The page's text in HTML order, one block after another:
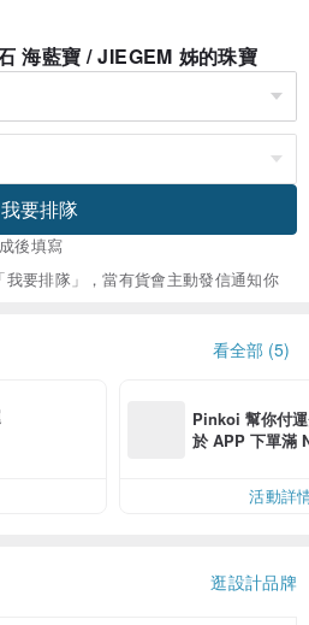
海藍寶 / JIEGEM 姊的珠寶
我要排隊
後填寫
要排隊」，當有貨會主動發信通知你
看全部 (5)
Pinkoi 幫你付
於 APP 下單滿
活動詳
逛設計品牌